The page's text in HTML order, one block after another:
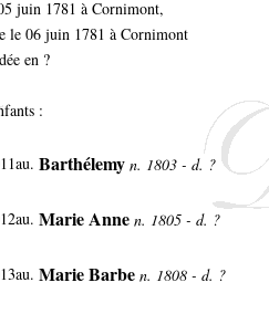
juin 1781 à Cornimont,
le 06 juin 1781 à Cornimont
en ?
:
Barthélemy n. 1803 - d. ?
Marie Anne n. 1805 - d. ?
Marie Barbe n. 1808 - d. ?